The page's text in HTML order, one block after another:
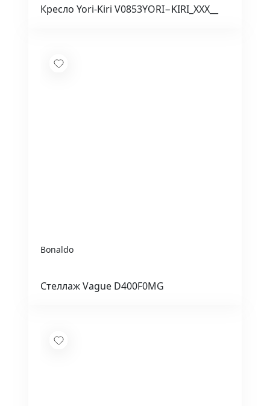
Кресло Yori-Kiri V0853YORI−KIRI_XXX__
Bonaldo
Стеллаж Vague D400F0MG